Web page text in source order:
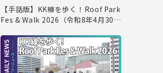
【手話版】KK線を歩く！Roof Park
Fes & Walk 2026（令和8年4月30日